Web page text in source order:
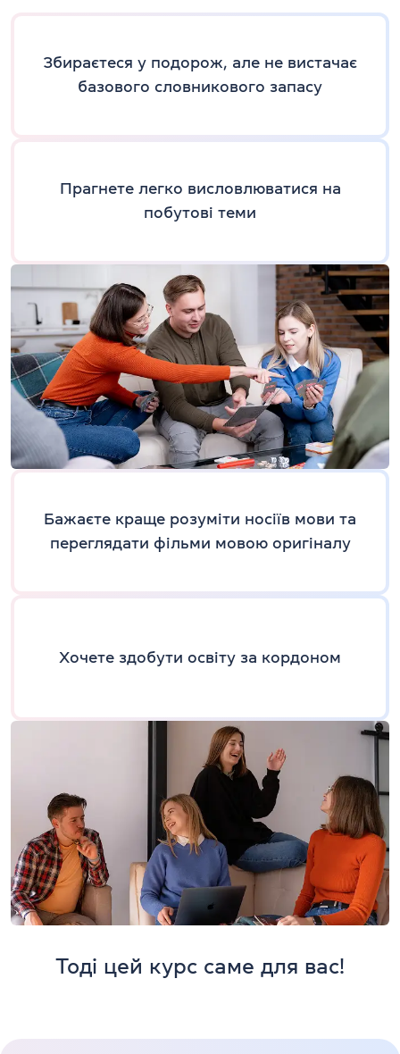
Збираєтеся у подорож, але не вистачає
базового словникового запасу
Прагнете легко висловлюватися на
побутові теми
Бажаєте краще розуміти носіїв мови та
переглядати фільми мовою оригіналу
Хочете здобути освіту за кордоном
Тоді цей курс саме для вас!